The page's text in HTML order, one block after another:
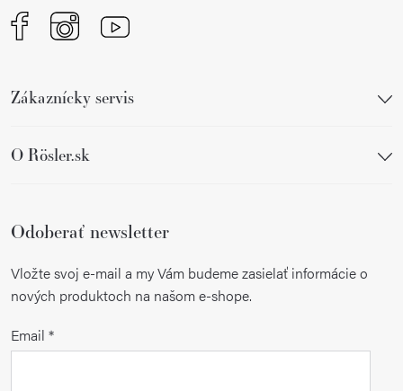
Zákaznícky servis
O Rösler.sk
Odoberať newsletter
Vložte svoj e-mail a my Vám budeme zasielať informácie o
nových produktoch na našom e-shope.
Email